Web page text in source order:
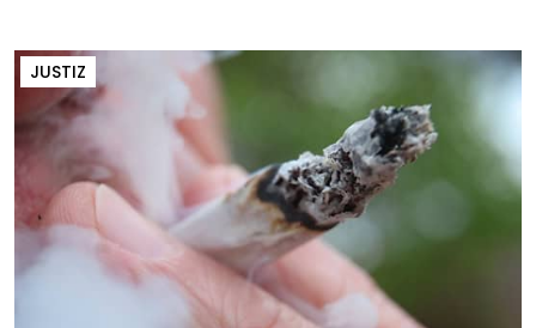
JUSTIZ